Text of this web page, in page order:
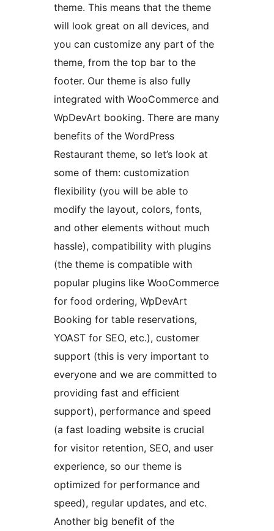
theme. This means that the theme
will look great on all devices, and
you can customize any part of the
theme, from the top bar to the
footer. Our theme is also fully
integrated with WooCommerce and
WpDevArt booking. There are many
benefits of the WordPress
Restaurant theme, so let’s look at
some of them: customization
flexibility (you will be able to
modify the layout, colors, fonts,
and other elements without much
hassle), compatibility with plugins
(the theme is compatible with
popular plugins like WooCommerce
for food ordering, WpDevArt
Booking for table reservations,
YOAST for SEO, etc.), customer
support (this is very important to
everyone and we are committed to
providing fast and efficient
support), performance and speed
(a fast loading website is crucial
for visitor retention, SEO, and user
experience, so our theme is
optimized for performance and
speed), regular updates, and etc.
Another big benefit of the